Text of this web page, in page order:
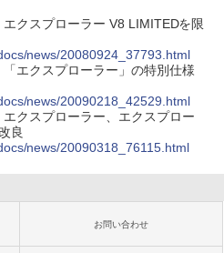
クスプローラー V8 LIMITEDを限
news/20080924_37793.html
エクスプローラー」の特別仕様
news/20090218_42529.html
クスプローラー、エクスプロー
良
news/20090318_76115.html
お問い合わせ